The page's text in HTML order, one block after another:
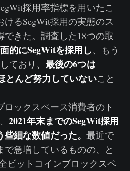
採用率指標を用いたこ
るSegWit採用の実態のス
きた。調査した18つの取
的にSegWitを採用し、もう
ており、 最後の6つは
とんど努力していないこと
ックスペース消費者のト
2021年末までのSegWit採用
細な数値だった。 最近で
で急増しているものの、と
ビットコインブロックスペ